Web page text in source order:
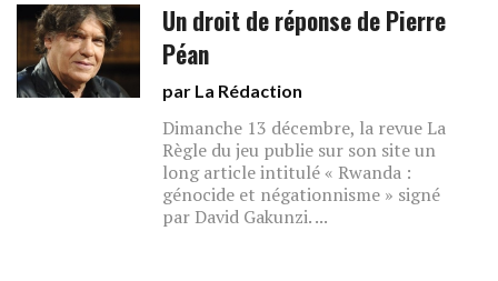
Un droit de réponse de Pierre
Péan
par La Rédaction
Dimanche 13 décembre, la revue La
Règle du jeu publie sur son site un
long article intitulé « Rwanda :
génocide et négationnisme » signé
par David Gakunzi. ...